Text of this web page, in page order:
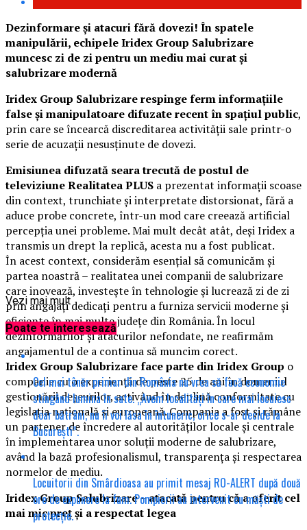
Dezinformare și atacuri fără dovezi! În spatele
manipulării, echipele Iridex Group Salubrizare
muncesc zi de zi pentru un mediu mai curat și
salubrizare modernă
Iridex Group Salubrizare respinge ferm informațiile
false și manipulatoare difuzate recent în spațiul public,
prin care se încearcă discreditarea activității sale printr-o
serie de acuzații nesusținute de dovezi.
Emisiunea difuzată seara trecută de postul de
televiziune Realitatea PLUS a prezentat informații scoase
din context, trunchiate și interpretate distorsionat, fără a
aduce probe concrete, într-un mod care creează artificial
percepția unei probleme. Mai mult decât atât, deși Iridex a
transmis un drept la replică, acesta nu a fost publicat.
În acest context, considerăm esențial să comunicăm și
partea noastră – realitatea unei companii de salubrizare
care inovează, investește în tehnologie și lucrează zi de zi
prin angajați dedicați pentru a furniza servicii moderne și
eficiente în mai multe județe din România. În locul
dezinformărilor și atacurilor nefondate, ne reafirmăm
angajamentul de a continua să muncim corect.
Iridex Group Salubrizare face parte din Iridex Group o
companie cu o experiență de peste 25 de ani în domeniul
gestionării deșeurilor, activând în deplină conformitate cu
legislația națională și europeană. Compania a fost și rămâne
un partener de încredere al autorităților locale și centrale
în implementarea unor soluții moderne de salubrizare,
având la bază profesionalismul, transparența și respectarea
normelor de mediu.
Iridex Group Salubrizare – atacată pentru că a oferit cel
mai mic preț și a respectat legea
Vezi mai mult
Poate te interesează
Cel mai tânăr primar din România nu vrea să facă economie
stingând lumina în sate. „Avem localități în care mai locuiesc
doar bătrâni, nu îi voi lăsa în întuneric, orice s-ar decide la
București”.
Locuitorii din Smârdioasa au primit mesaj RO-ALERT după două
ore de expunere la fum. Pompierii au intervenit cu măști de
protecție.